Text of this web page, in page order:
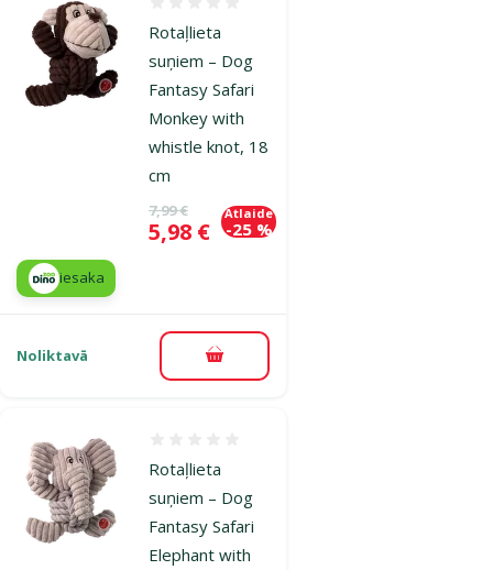
Rotaļlieta
suņiem – Dog
Fantasy Safari
Monkey with
whistle knot, 18
cm
Oriģinālā cena
7,99 €
Cena
5,98 €
Atlaide
-25 %
iesaka
Noliktavā Pievienot grozam
Rotaļlieta
suņiem – Dog
Fantasy Safari
Elephant with